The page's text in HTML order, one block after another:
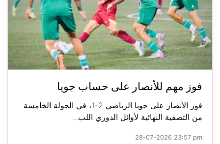
فوز مهم للأنصار على حساب جويا
فوز الأنصار على جويا الرياضي 2-1، في الجولة الخامسة
من التصفية النهائية لأوائل الدوري اللب...
28-07-2026 23:57 pm